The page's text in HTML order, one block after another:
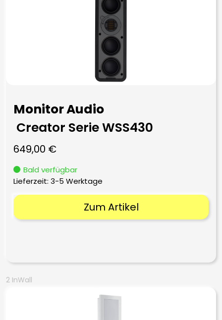
Monitor Audio
Creator Serie WSS430
649,00 €
Bald verfügbar
Lieferzeit: 3-5 Werktage
Zum Artikel
2 InWall